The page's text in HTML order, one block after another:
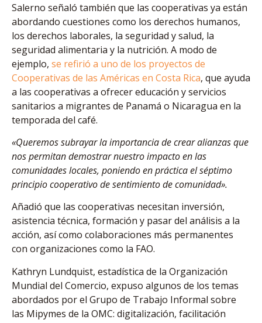
Salerno señaló también que las cooperativas ya están
abordando cuestiones como los derechos humanos,
los derechos laborales, la seguridad y salud, la
seguridad alimentaria y la nutrición. A modo de
ejemplo, se refirió a uno de los proyectos de
Cooperativas de las Américas en Costa Rica, que ayuda
a las cooperativas a ofrecer educación y servicios
sanitarios a migrantes de Panamá o Nicaragua en la
temporada del café.
«Queremos subrayar la importancia de crear alianzas que
nos permitan demostrar nuestro impacto en las
comunidades locales, poniendo en práctica el séptimo
principio cooperativo de sentimiento de comunidad».
Añadió que las cooperativas necesitan inversión,
asistencia técnica, formación y pasar del análisis a la
acción, así como colaboraciones más permanentes
con organizaciones como la FAO.
Kathryn Lundquist, estadística de la Organización
Mundial del Comercio, expuso algunos de los temas
abordados por el Grupo de Trabajo Informal sobre
las Mipymes de la OMC: digitalización, facilitación